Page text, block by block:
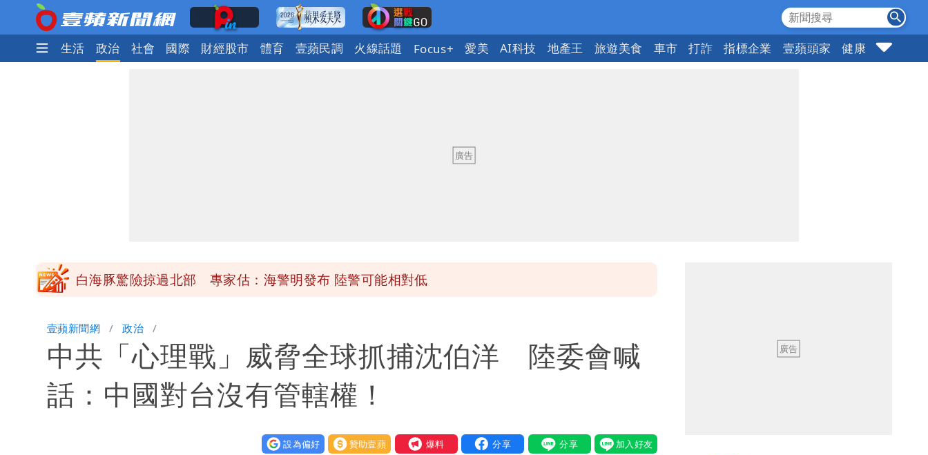
娛樂時尚 生活 政治 社會 國際 財經股市 體育 壹蘋民調 火線話題 Focus+ 愛美 AI科技 地產王 旅遊美食 車市 打詐 指標企業 壹蘋頭家 健康 購物
白海豚驚險掠過北部 專家估：海警明發布 陸警可能相對低
白海豚颱風逼近！鄭明典示警「恐遇黑潮變強」 路徑分歧藏警訊：不利強度維持
壹蘋新聞網 政治
中共「心理戰」威脅全球抓捕沈伯洋 陸委會喊
話：中國對台沒有管轄權！
設為偏好 贊助壹蘋 我要爆料